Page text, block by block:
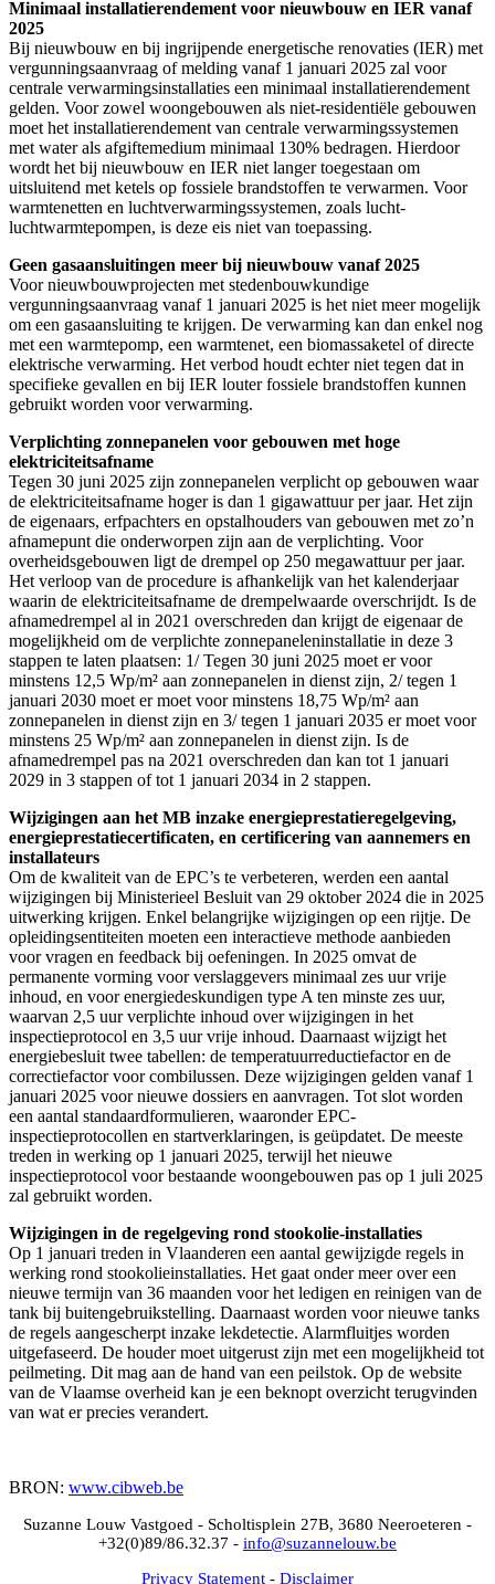
Minimaal installatierendement voor nieuwbouw en IER vanaf
2025
Bij nieuwbouw en bij ingrijpende energetische renovaties (IER) met
vergunningsaanvraag of melding vanaf 1 januari 2025 zal voor
centrale verwarmingsinstallaties een minimaal installatierendement
gelden. Voor zowel woongebouwen als niet-residentiële gebouwen
moet het installatierendement van centrale verwarmingssystemen
met water als afgiftemedium minimaal 130% bedragen. Hierdoor
wordt het bij nieuwbouw en IER niet langer toegestaan om
uitsluitend met ketels op fossiele brandstoffen te verwarmen. Voor
warmtenetten en luchtverwarmingssystemen, zoals lucht-
luchtwarmtepompen, is deze eis niet van toepassing.
Geen gasaansluitingen meer bij nieuwbouw vanaf 2025
Voor nieuwbouwprojecten met stedenbouwkundige
vergunningsaanvraag vanaf 1 januari 2025 is het niet meer mogelijk
om een gasaansluiting te krijgen. De verwarming kan dan enkel nog
met een warmtepomp, een warmtenet, een biomassaketel of directe
elektrische verwarming. Het verbod houdt echter niet tegen dat in
specifieke gevallen en bij IER louter fossiele brandstoffen kunnen
gebruikt worden voor verwarming.
Verplichting zonnepanelen voor gebouwen met hoge
elektriciteitsafname
Tegen 30 juni 2025 zijn zonnepanelen verplicht op gebouwen waar
de elektriciteitsafname hoger is dan 1 gigawattuur per jaar. Het zijn
de eigenaars, erfpachters en opstalhouders van gebouwen met zo’n
afnamepunt die onderworpen zijn aan de verplichting. Voor
overheidsgebouwen ligt de drempel op 250 megawattuur per jaar.
Het verloop van de procedure is afhankelijk van het kalenderjaar
waarin de elektriciteitsafname de drempelwaarde overschrijdt. Is de
afnamedrempel al in 2021 overschreden dan krijgt de eigenaar de
mogelijkheid om de verplichte zonnepaneleninstallatie in deze 3
stappen te laten plaatsen: 1/ Tegen 30 juni 2025 moet er voor
minstens 12,5 Wp/m² aan zonnepanelen in dienst zijn, 2/ tegen 1
januari 2030 moet er moet voor minstens 18,75 Wp/m² aan
zonnepanelen in dienst zijn en 3/ tegen 1 januari 2035 er moet voor
minstens 25 Wp/m² aan zonnepanelen in dienst zijn. Is de
afnamedrempel pas na 2021 overschreden dan kan tot 1 januari
2029 in 3 stappen of tot 1 januari 2034 in 2 stappen.
Wijzigingen aan het MB inzake energieprestatieregelgeving,
energieprestatiecertificaten, en certificering van aannemers en
installateurs
Om de kwaliteit van de EPC’s te verbeteren, werden een aantal
wijzigingen bij Ministerieel Besluit van 29 oktober 2024 die in 2025
uitwerking krijgen. Enkel belangrijke wijzigingen op een rijtje. De
opleidingsentiteiten moeten een interactieve methode aanbieden
voor vragen en feedback bij oefeningen. In 2025 omvat de
permanente vorming voor verslaggevers minimaal zes uur vrije
inhoud, en voor energiedeskundigen type A ten minste zes uur,
waarvan 2,5 uur verplichte inhoud over wijzigingen in het
inspectieprotocol en 3,5 uur vrije inhoud. Daarnaast wijzigt het
energiebesluit twee tabellen: de temperatuurreductiefactor en de
correctiefactor voor combilussen. Deze wijzigingen gelden vanaf 1
januari 2025 voor nieuwe dossiers en aanvragen. Tot slot worden
een aantal standaardformulieren, waaronder EPC-
inspectieprotocollen en startverklaringen, is geüpdatet. De meeste
treden in werking op 1 januari 2025, terwijl het nieuwe
inspectieprotocol voor bestaande woongebouwen pas op 1 juli 2025
zal gebruikt worden.
Wijzigingen in de regelgeving rond stookolie-installaties
Op 1 januari treden in Vlaanderen een aantal gewijzigde regels in
werking rond stookolieinstallaties. Het gaat onder meer over een
nieuwe termijn van 36 maanden voor het ledigen en reinigen van de
tank bij buitengebruikstelling. Daarnaast worden voor nieuwe tanks
de regels aangescherpt inzake lekdetectie. Alarmfluitjes worden
uitgefaseerd. De houder moet uitgerust zijn met een mogelijkheid tot
peilmeting. Dit mag aan de hand van een peilstok. Op de website
van de Vlaamse overheid kan je een beknopt overzicht terugvinden
van wat er precies verandert.
BRON: www.cibweb.be
Suzanne Louw Vastgoed - Scholtisplein 27B, 3680 Neeroeteren -
+32(0)89/86.32.37 - info@suzannelouw.be
Privacy Statement - Disclaimer